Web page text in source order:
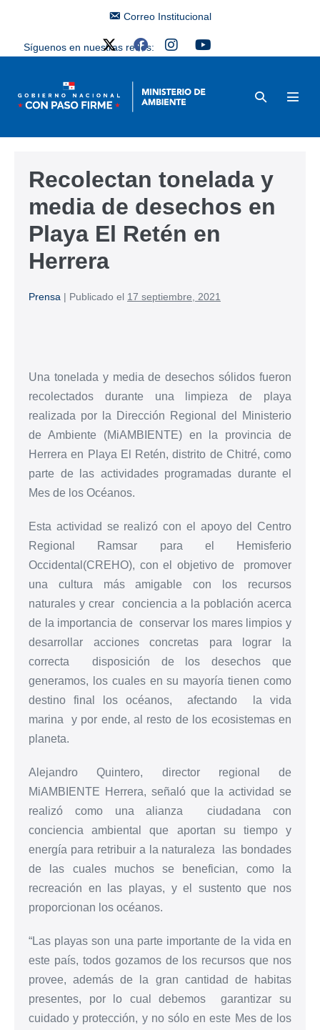
Correo Institucional
Síguenos en nuestras redes:
Recolectan tonelada y
media de desechos en
Playa El Retén en
Herrera
Prensa | Publicado el 17 septiembre, 2021
Una tonelada y media de desechos sólidos fueron
recolectados durante una limpieza de playa
realizada por la Dirección Regional del Ministerio
de Ambiente (MiAMBIENTE) en la provincia de
Herrera en Playa El Retén, distrito de Chitré, como
parte de las actividades programadas durante el
Mes de los Océanos.
Esta actividad se realizó con el apoyo del Centro
Regional Ramsar para el Hemisferio
Occidental(CREHO), con el objetivo de promover
una cultura más amigable con los recursos
naturales y crear conciencia a la población acerca
de la importancia de conservar los mares limpios y
desarrollar acciones concretas para lograr la
correcta disposición de los desechos que
generamos, los cuales en su mayoría tienen como
destino final los océanos, afectando la vida
marina y por ende, al resto de los ecosistemas en
planeta.
Alejandro Quintero, director regional de
MiAMBIENTE Herrera, señaló que la actividad se
realizó como una alianza ciudadana con
conciencia ambiental que aportan su tiempo y
energía para retribuir a la naturaleza las bondades
de las cuales muchos se benefician, como la
recreación en las playas, y el sustento que nos
proporcionan los océanos.
“Las playas son una parte importante de la vida en
este país, todos gozamos de los recursos que nos
provee, además de la gran cantidad de habitas
presentes, por lo cual debemos garantizar su
cuidado y protección, y no sólo en este Mes de los